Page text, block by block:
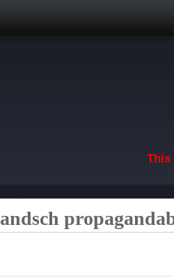
This